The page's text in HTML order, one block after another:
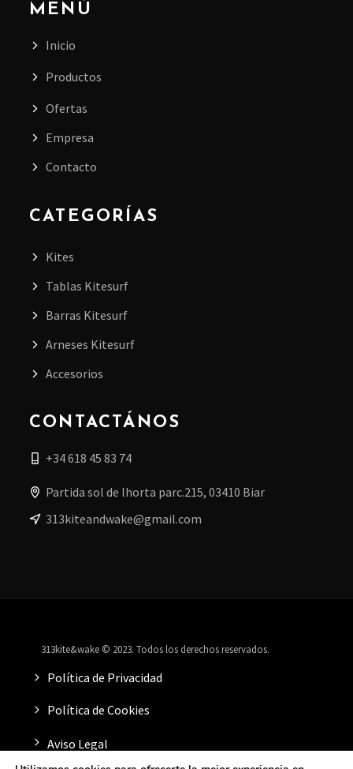
MENÚ
Inicio
Productos
Ofertas
Empresa
Contacto
CATEGORÍAS
Kites
Tablas Kitesurf
Barras Kitesurf
Arneses Kitesurf
Accesorios
CONTACTÁNOS
+34 618 45 83 74
Partida sol de lhorta parc.215, 03410 Biar
313kiteandwake@gmail.com
313kite&wake © 2023. Todos los derechos reservados.
Política de Privacidad
Política de Cookies
Aviso Legal